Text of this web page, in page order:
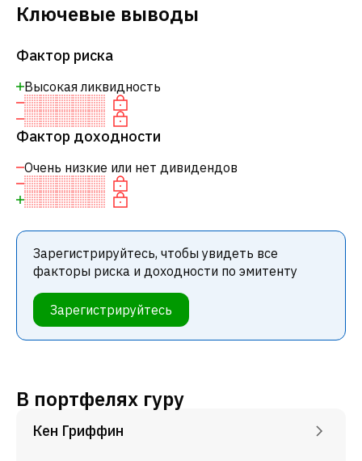
Ключевые выводы
Фактор риска
Высокая ликвидность
Фактор доходности
Очень низкие или нет дивидендов
Зарегистрируйтесь, чтобы увидеть все
факторы риска и доходности по эмитенту
Зарегистрируйтесь
В портфелях гуру
Кен Гриффин